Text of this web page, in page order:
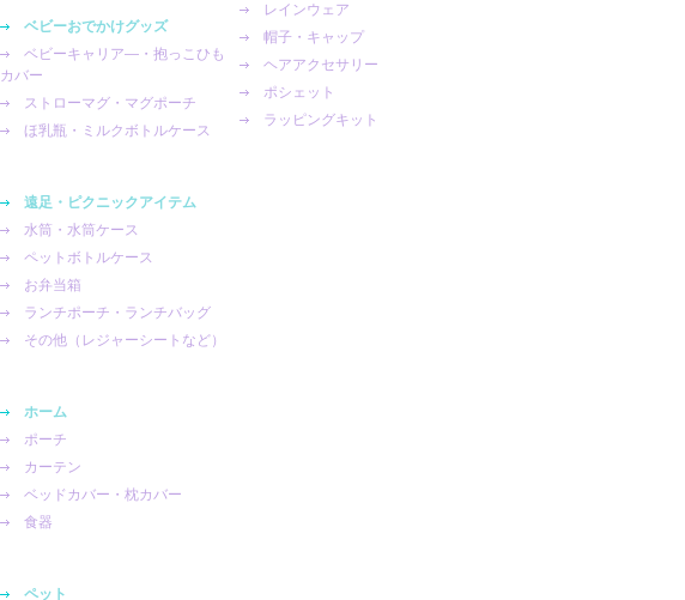
ベビーおでかけグッズ
ベビーキャリア―・抱っこひも
カバー
ストローマグ・マグポーチ
ほ乳瓶・ミルクボトルケース
遠足・ピクニックアイテム
水筒・水筒ケース
ペットボトルケース
お弁当箱
ランチポーチ・ランチバッグ
その他（レジャーシートなど）
ホーム
ポーチ
カーテン
ベッドカバー・枕カバー
食器
ペット
レインウェア
帽子・キャップ
ヘアアクセサリー
ポシェット
ラッピングキット